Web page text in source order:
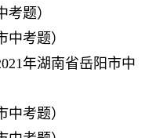
题）
考题）
年湖南省岳阳市中
考题）